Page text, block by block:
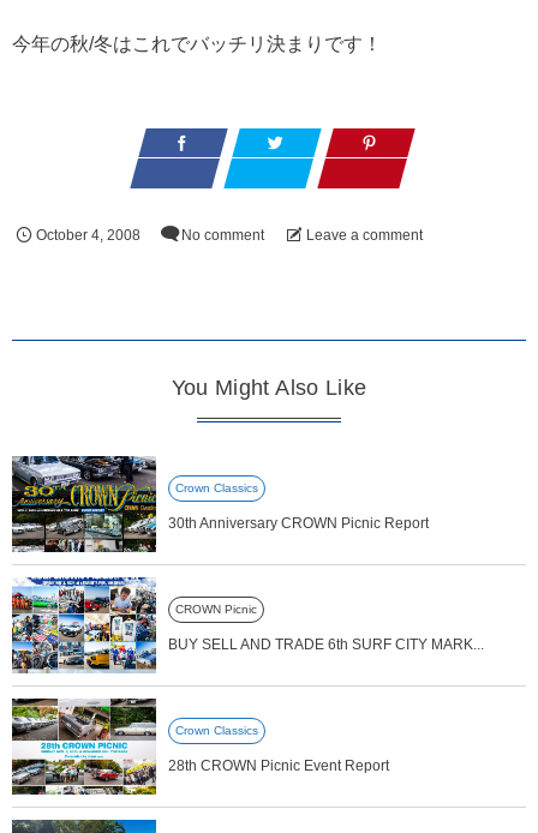
今年の秋/冬はこれでバッチリ決まりです！
October 4, 2008 No comment Leave a comment
You Might Also Like
Crown Classics
30th Anniversary CROWN Picnic Report
CROWN Picnic
BUY SELL AND TRADE 6th SURF CITY MARK...
Crown Classics
28th CROWN Picnic Event Report